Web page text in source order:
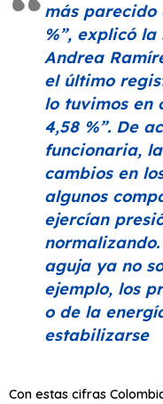
más parecido
%”, explicó
Andrea
el último
lo tuvimos en
4,58 %”. De
funcionaria,
cambios en
algunos
ejercían
aguja ya no
ejemplo, los
o de la
estabilizarse
Con estas cifras